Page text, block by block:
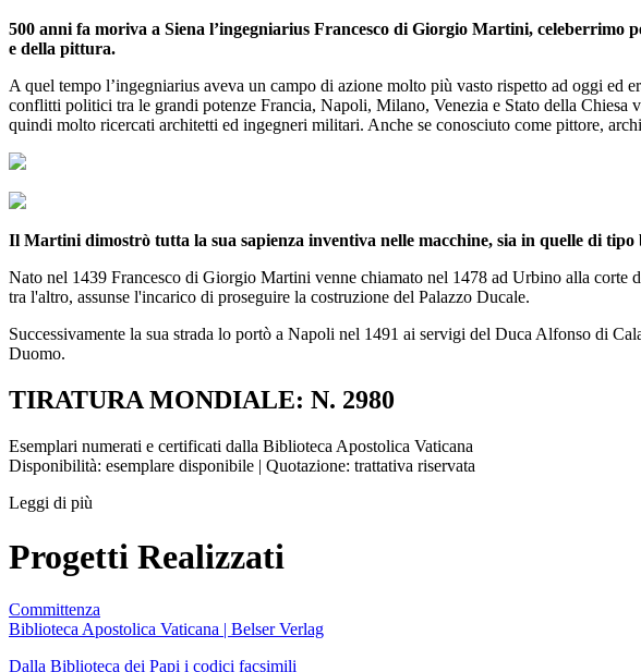
500 anni fa moriva a Siena l’ingegniarius Francesco di Giorgio Martini, celeberrimo
e della pittura.
A quel tempo l’ingegniarius aveva un campo di azione molto più vasto rispetto ad oggi ed
conflitti politici tra le grandi potenze Francia, Napoli, Milano, Venezia e Stato della
quindi molto ricercati architetti ed ingegneri militari. Anche se conosciuto come pittore,
Il Martini dimostrò tutta la sua sapienza inventiva nelle macchine, sia in quelle di
Nato nel 1439 Francesco di Giorgio Martini venne chiamato nel 1478 ad Urbino alla corte
tra l'altro, assunse l'incarico di proseguire la costruzione del Palazzo Ducale.
Successivamente la sua strada lo portò a Napoli nel 1491 ai servigi del Duca Alfonso di
Duomo.
TIRATURA MONDIALE: N. 2980
Esemplari numerati e certificati dalla Biblioteca Apostolica Vaticana
Disponibilità: esemplare disponibile | Quotazione: trattativa riservata
Leggi di più
Progetti Realizzati
Committenza
Biblioteca Apostolica Vaticana | Belser Verlag
Dalla Biblioteca dei Papi i codici facsimili